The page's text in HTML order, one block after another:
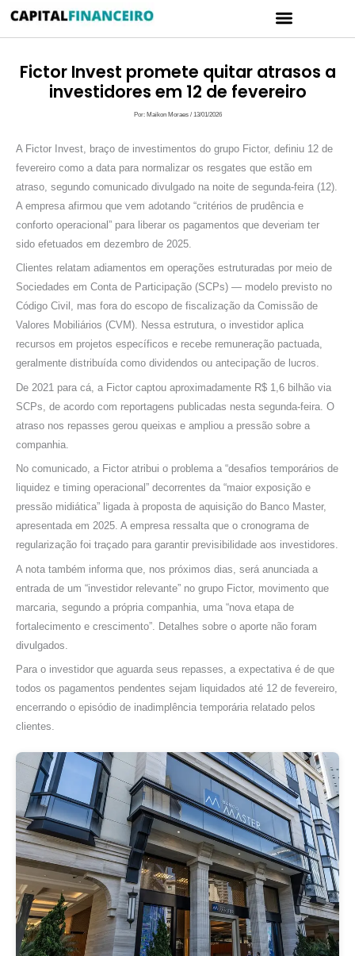
conteúdo
Menu
Fictor Invest promete quitar atrasos a
investidores em 12 de fevereiro
Por: Maikon Moraes / 13/01/2026
A Fictor Invest, braço de investimentos do grupo Fictor, definiu 12 de
fevereiro como a data para normalizar os resgates que estão em
atraso, segundo comunicado divulgado na noite de segunda-feira (12).
A empresa afirmou que vem adotando “critérios de prudência e
conforto operacional” para liberar os pagamentos que deveriam ter
sido efetuados em dezembro de 2025.
Clientes relatam adiamentos em operações estruturadas por meio de
Sociedades em Conta de Participação (SCPs) — modelo previsto no
Código Civil, mas fora do escopo de fiscalização da Comissão de
Valores Mobiliários (CVM). Nessa estrutura, o investidor aplica
recursos em projetos específicos e recebe remuneração pactuada,
geralmente distribuída como dividendos ou antecipação de lucros.
De 2021 para cá, a Fictor captou aproximadamente R$ 1,6 bilhão via
SCPs, de acordo com reportagens publicadas nesta segunda-feira. O
atraso nos repasses gerou queixas e ampliou a pressão sobre a
companhia.
No comunicado, a Fictor atribui o problema a “desafios temporários de
liquidez e timing operacional” decorrentes da “maior exposição e
pressão midiática” ligada à proposta de aquisição do Banco Master,
apresentada em 2025. A empresa ressalta que o cronograma de
regularização foi traçado para garantir previsibilidade aos investidores.
A nota também informa que, nos próximos dias, será anunciada a
entrada de um “investidor relevante” no grupo Fictor, movimento que
marcaria, segundo a própria companhia, uma “nova etapa de
fortalecimento e crescimento”. Detalhes sobre o aporte não foram
divulgados.
Para o investidor que aguarda seus repasses, a expectativa é de que
todos os pagamentos pendentes sejam liquidados até 12 de fevereiro,
encerrando o episódio de inadimplência temporária relatado pelos
clientes.